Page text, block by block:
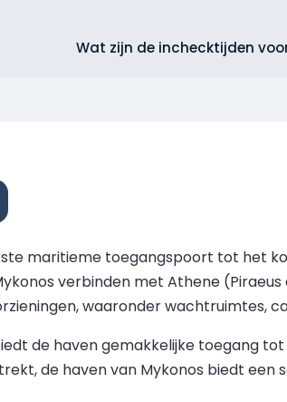
Wat zijn de inchecktijden
maritieme toegangspoort tot het
verbinden met Athene (Piraeus
waaronder wachtruimtes,
de haven gemakkelijke toegang
de haven van Mykonos biedt